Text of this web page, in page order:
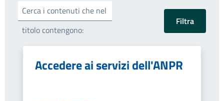
Cerca i contenuti che nel
titolo contengono:
Accedere ai servizi dell'ANPR